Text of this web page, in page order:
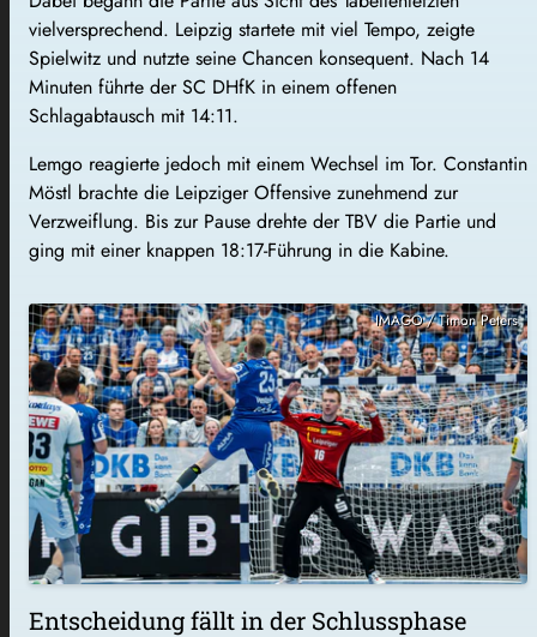
vielversprechend. Leipzig startete mit viel Tempo, zeigte
Spielwitz und nutzte seine Chancen konsequent. Nach 14
Minuten führte der SC DHfK in einem offenen
Schlagabtausch mit 14:11.
Lemgo reagierte jedoch mit einem Wechsel im Tor. Constantin
Möstl brachte die Leipziger Offensive zunehmend zur
Verzweiflung. Bis zur Pause drehte der TBV die Partie und
ging mit einer knappen 18:17-Führung in die Kabine.
IMAGO / Timon Peters
Entscheidung fällt in der Schlussphase